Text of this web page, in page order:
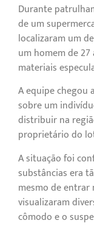
Durante
de um
localizaram um
um homem de
materiais
A equipe chegou
sobre um
distribuir na
proprietário do
A situação foi
substâncias era
mesmo de entrar
visualizaram
cômodo e o